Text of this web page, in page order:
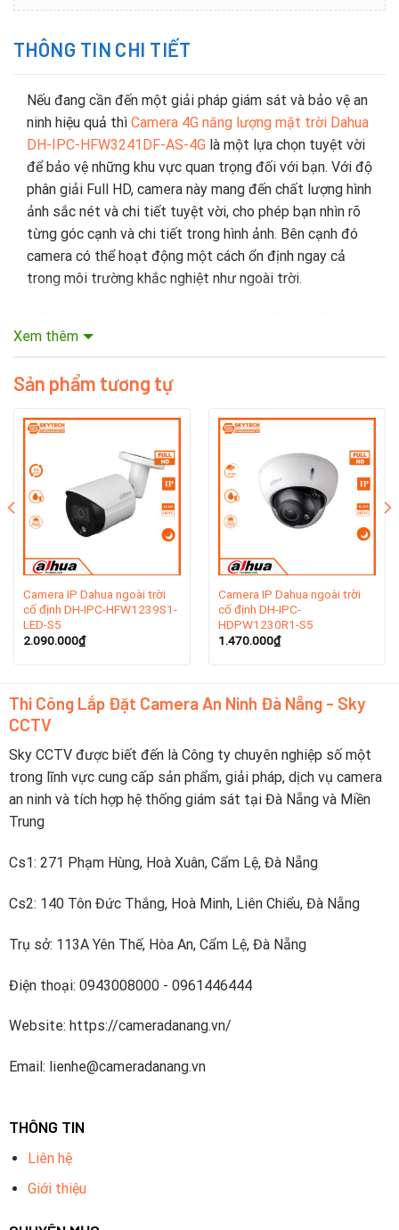
THÔNG TIN CHI TIẾT
Nếu đang cần đến một giải pháp giám sát và bảo vệ an
ninh hiệu quả thì Camera 4G năng lượng mặt trời Dahua
DH-IPC-HFW3241DF-AS-4G là một lựa chọn tuyệt vời
để bảo vệ những khu vực quan trọng đối với bạn. Với độ
phân giải Full HD, camera này mang đến chất lượng hình
ảnh sắc nét và chi tiết tuyệt vời, cho phép bạn nhìn rõ
từng góc cạnh và chi tiết trong hình ảnh. Bên cạnh đó
camera có thể hoạt động một cách ổn định ngay cả
trong môi trường khắc nghiệt như ngoài trời.
IPC-HFW3241DF-AS-4G c
Dahua Technology là nhà sản xuất thiết bị giám sát
video đa quốc gia của Trung Quốc có trụ sở đặt tại
Hàng Châu, tỉnh Chiết Giang. Dahua được thành lập vào
năm 2001 hiện tại đang là nhà sản xuất thiết bị giám
sát video lớn thứ hai thế giới tính theo doanh thu.
Dahua Technology có sự hiện diện mạnh mẽ trên toàn
cầu, với văn phòng tại hơn 180 quốc gia và khu vực.
Điều này phản ánh rõ sự toàn cầu hóa và sự lan tỏa của
Châu Mỹ, Châu Âu, Trung Đông, Châu Đại Dương và
Châu Phi.
2. Lịch sử hình thành thương hiệu camera
Quốc ra mắt máy quay video kỹ thuật số nhúng 8 kênh
thời gian thực. Kể từ đó, công ty đã tiếp tục đầu tư
xây dựng các khả năng R & D mạnh mẽ cho công nghệ
mới và đổi mới.
Dahua đã đầu tư khoảng 10% doanh thu bán hàng hàng
nghiên cứu – Viện công nghệ tiên tiến, Viện dữ liệu lớn,
cấp cao làm việc về các công nghệ tiên tiến trong AI,
phần mềm và các công nghệ khác. Dahua đã đăng ký
ninh hàng đầu thế giới được xếp hạng bởi A&S
Xem thêm
Sản phẩm tương tự
Camera IP Dahua ngoài trời
cố định DH-IPC-HFW1239S1-
LED-S5
2.090.000₫
Camera IP Dahua ngoài trời
cố định DH-IPC-
HDPW1230R1-S5
1.470.000₫
Thi Công Lắp Đặt Camera An Ninh Đà Nẵng - Sky
CCTV
Sky CCTV được biết đến là Công ty chuyên nghiệp số một
trong lĩnh vực cung cấp sản phẩm, giải pháp, dịch vụ camera
an ninh và tích hợp hệ thống giám sát tại Đà Nẵng và Miền
Trung
Cs1: 271 Phạm Hùng, Hoà Xuân, Cẩm Lệ, Đà Nẵng
Cs2: 140 Tôn Đức Thắng, Hoà Minh, Liên Chiểu, Đà Nẵng
Trụ sở: 113A Yên Thế, Hòa An, Cẩm Lệ, Đà Nẵng
Điện thoại: 0943008000 - 0961446444
Website: https://cameradanang.vn/
Email: lienhe@cameradanang.vn
THÔNG TIN
Liên hệ
Giới thiệu